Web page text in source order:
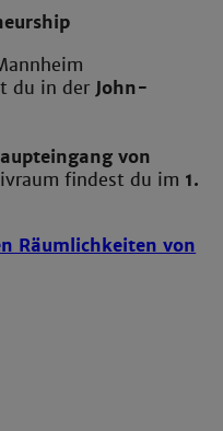
du in der John-
von
findest du im 1.
Räumlichkeiten von